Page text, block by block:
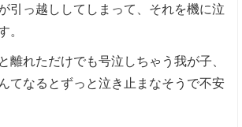
引っ越ししてしまって、それを機に泣
。
離れただけでも号泣しちゃう我が子、
てなるとずっと泣き止まなそうで不安